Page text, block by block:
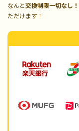
なんと交換制限一切なし！
ただけます！